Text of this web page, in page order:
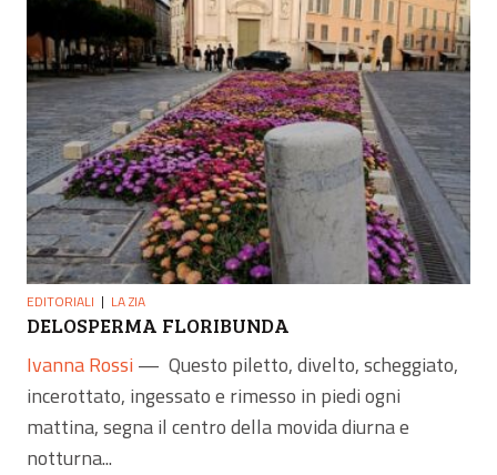
EDITORIALI LA ZIA
DELOSPERMA FLORIBUNDA
Ivanna Rossi — Questo piletto, divelto, scheggiato,
incerottato, ingessato e rimesso in piedi ogni
mattina, segna il centro della movida diurna e
notturna...